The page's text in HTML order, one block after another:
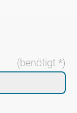
(benötigt *)